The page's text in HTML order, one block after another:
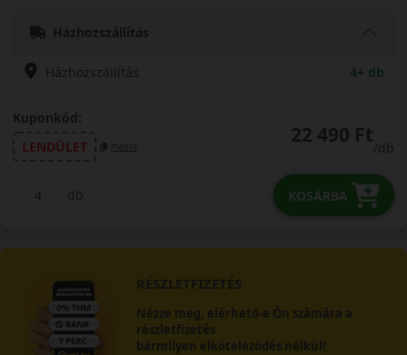
Házhozszállítás
Házhozszállítás 4+ db
Kuponkód:
LENDÜLET
másol 22 490 Ft
/db
db KOSÁRBA
RÉSZLETFIZETÉS
Nézze meg, elérhető-e Ön számára a
részletfizetés
bármilyen elköteleződés nélkül!